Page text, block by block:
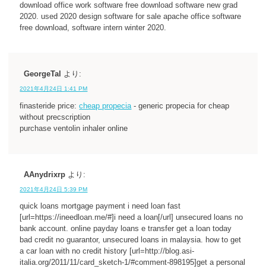
download office work software free download software new grad
2020. used 2020 design software for sale apache office software
free download, software intern winter 2020.
GeorgeTal より:
2021年4月24日 1:41 PM
finasteride price:cheap propecia- generic propecia for cheap
without precscription
purchase ventolin inhaler online
AAnydrixrp より:
2021年4月24日 5:39 PM
quick loans mortgage payment i need loan fast
[url=https://ineedloan.me/#]i need a loan[/url] unsecured loans no
bank account. online payday loans e transfer get a loan today
bad credit no guarantor, unsecured loans in malaysia. how to get
a car loan with no credit history [url=http://blog.asi-
italia.org/2011/11/card_sketch-1/#comment-898195]get a personal